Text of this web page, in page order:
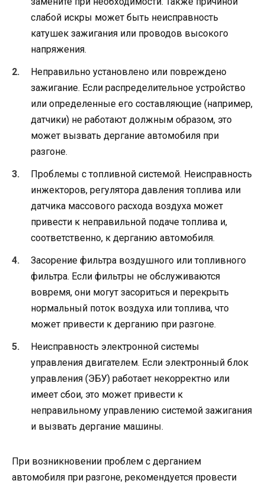
слабой искры может быть неисправность
катушек зажигания или проводов высокого
напряжения.
Неправильно установлено или повреждено
зажигание. Если распределительное устройство
или определенные его составляющие (например,
датчики) не работают должным образом, это
может вызвать дергание автомобиля при
разгоне.
Проблемы с топливной системой. Неисправность
инжекторов, регулятора давления топлива или
датчика массового расхода воздуха может
привести к неправильной подаче топлива и,
соответственно, к дерганию автомобиля.
Засорение фильтра воздушного или топливного
фильтра. Если фильтры не обслуживаются
вовремя, они могут засориться и перекрыть
нормальный поток воздуха или топлива, что
может привести к дерганию при разгоне.
Неисправность электронной системы
управления двигателем. Если электронный блок
управления (ЭБУ) работает некорректно или
имеет сбои, это может привести к
неправильному управлению системой зажигания
и вызвать дергание машины.
При возникновении проблем с дерганием
автомобиля при разгоне, рекомендуется провести